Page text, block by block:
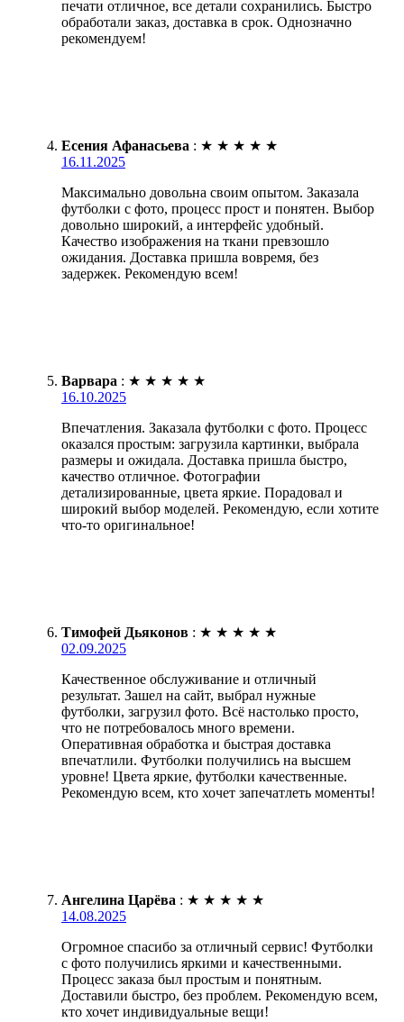
печати отличное, все детали сохранились. Быстро
обработали заказ, доставка в срок. Однозначно
рекомендуем!
Есения Афанасьева : ★ ★ ★ ★ ★
16.11.2025
Максимально довольна своим опытом. Заказала
футболки с фото, процесс прост и понятен. Выбор
довольно широкий, а интерфейс удобный.
Качество изображения на ткани превзошло
ожидания. Доставка пришла вовремя, без
задержек. Рекомендую всем!
Варвара : ★ ★ ★ ★ ★
16.10.2025
Впечатления. Заказала футболки с фото. Процесс
оказался простым: загрузила картинки, выбрала
размеры и ожидала. Доставка пришла быстро,
качество отличное. Фотографии
детализированные, цвета яркие. Порадовал и
широкий выбор моделей. Рекомендую, если хотите
что-то оригинальное!
Тимофей Дьяконов : ★ ★ ★ ★ ★
02.09.2025
Качественное обслуживание и отличный
результат. Зашел на сайт, выбрал нужные
футболки, загрузил фото. Всё настолько просто,
что не потребовалось много времени.
Оперативная обработка и быстрая доставка
впечатлили. Футболки получились на высшем
уровне! Цвета яркие, футболки качественные.
Рекомендую всем, кто хочет запечатлеть моменты!
Ангелина Царёва : ★ ★ ★ ★ ★
14.08.2025
Огромное спасибо за отличный сервис! Футболки
с фото получились яркими и качественными.
Процесс заказа был простым и понятным.
Доставили быстро, без проблем. Рекомендую всем,
кто хочет индивидуальные вещи!